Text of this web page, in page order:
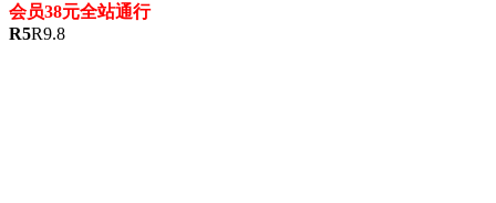
会员38元全站通行
R5R9.8